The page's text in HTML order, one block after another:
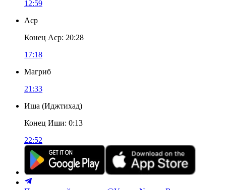
12:59
Аср
Конец Аср: 20:28
17:18
Магриб
21:33
Иша (Иджтихад)
Конец Иши: 0:13
22:52